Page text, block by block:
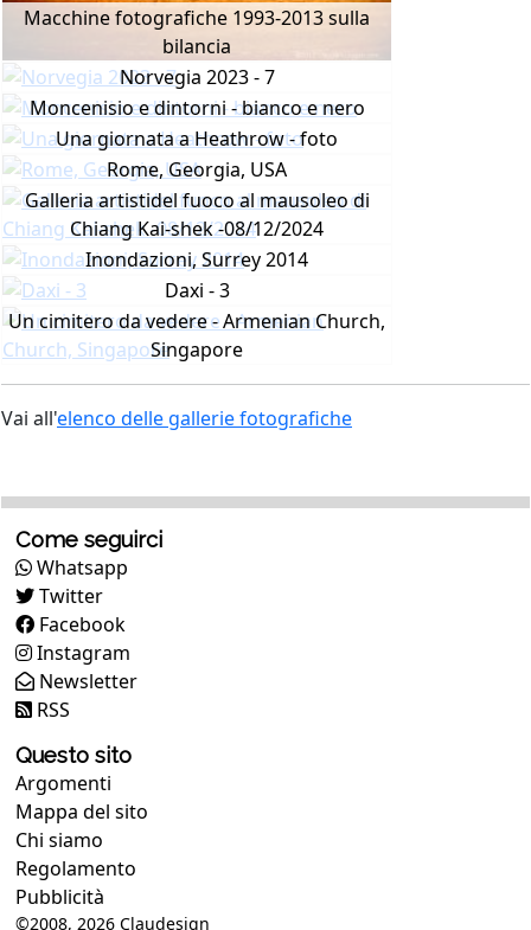
Macchine fotografiche 1993-2013 sulla
bilancia
Norvegia 2023 - 7
Moncenisio e dintorni - bianco e nero
Una giornata a Heathrow - foto
Rome, Georgia, USA
Galleria artistidel fuoco al mausoleo di
Chiang Kai-shek -08/12/2024
Inondazioni, Surrey 2014
Daxi - 3
Un cimitero da vedere - Armenian Church,
Singapore
Vai all'elenco delle gallerie fotografiche
Come seguirci
Whatsapp
Twitter
Facebook
Instagram
Newsletter
RSS
Questo sito
Argomenti
Mappa del sito
Chi siamo
Regolamento
Pubblicità
©2008, 2026 Claudesign